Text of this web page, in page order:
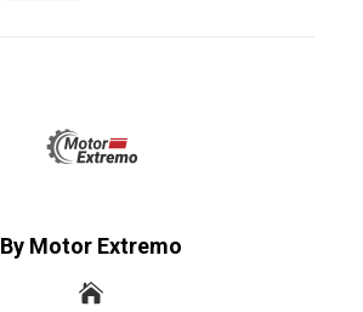
By Motor Extremo